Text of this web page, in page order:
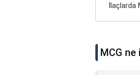
İlaçlarda
MCG ne